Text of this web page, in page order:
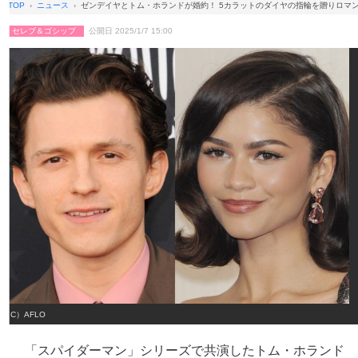
TOP ニュース ゼンデイヤとトム・ホランドが婚約！ 5カラットのダイヤの指輪を贈りロマ
セレブ＆ゴシップ 公開日 2025/1/7 15:00
（C）AFLO
「スパイダーマン」シリーズで共演したトム・ホランド